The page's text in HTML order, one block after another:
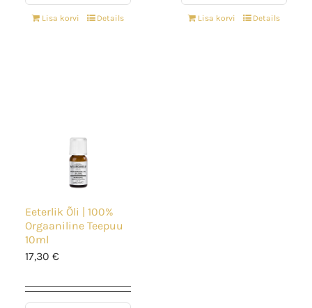
Lisa korvi Details Lisa korvi Details
Eeterlik Õli | 100%
Orgaaniline Teepuu
10ml
17,30 €